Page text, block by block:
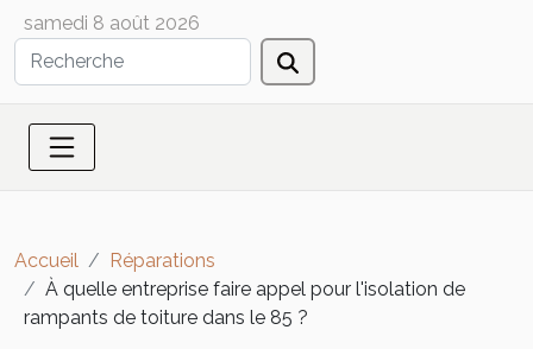
samedi 8 août 2026
Accueil
Réparations
À quelle entreprise faire appel pour l'isolation de
rampants de toiture dans le 85 ?